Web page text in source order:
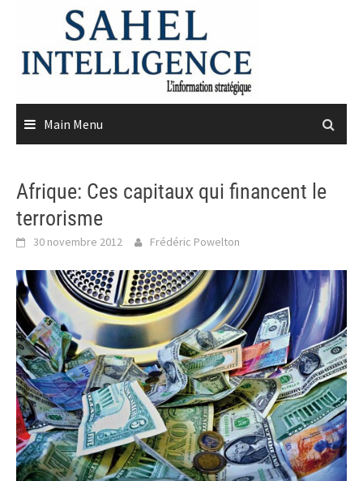
content
Main Menu
Afrique: Ces capitaux qui financent le
terrorisme
30 novembre 2012 Frédéric Powelton